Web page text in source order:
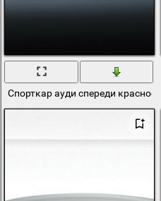
Спорткар ауди спереди красное